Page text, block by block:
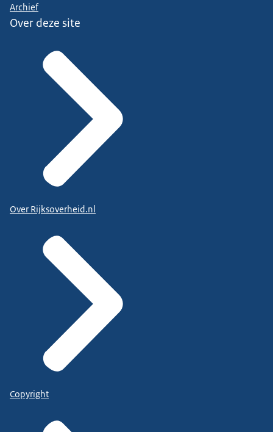
Archief
Over deze site
Over Rijksoverheid.nl
Copyright